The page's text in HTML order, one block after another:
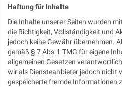
Haftung für Inhalte
Die Inhalte unserer Seiten wurden
die Richtigkeit, Vollständigkeit und
jedoch keine Gewähr übernehmen.
gemäß § 7 Abs.1 TMG für eigene
allgemeinen Gesetzen
wir als Diensteanbieter jedoch nicht
gespeicherte fremde Informationen